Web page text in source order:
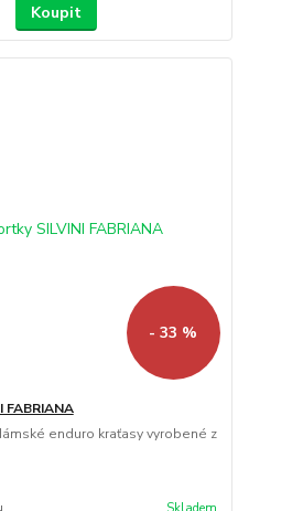
Koupit
- 33 %
enduro kraťasy vyrobené z